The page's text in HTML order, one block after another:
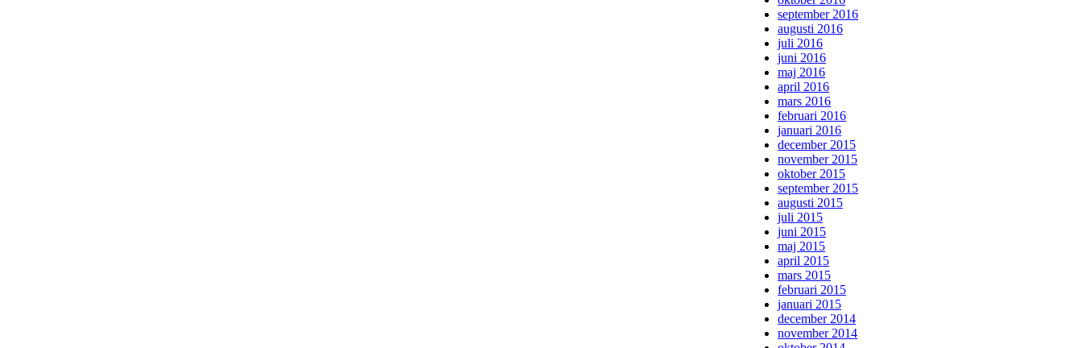
september 2016
augusti 2016
juli 2016
juni 2016
maj 2016
april 2016
mars 2016
februari 2016
januari 2016
december 2015
november 2015
oktober 2015
september 2015
augusti 2015
juli 2015
juni 2015
maj 2015
april 2015
mars 2015
februari 2015
januari 2015
december 2014
november 2014